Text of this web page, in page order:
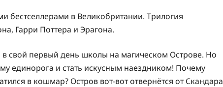
бестселлерами в Великобритании. Трилогия
Гарри Поттера и Эрагона.
свой первый день школы на магическом Острове. Но
единорога и стать искусным наездником! Почему
в кошмар? Остров вот-вот отвернётся от